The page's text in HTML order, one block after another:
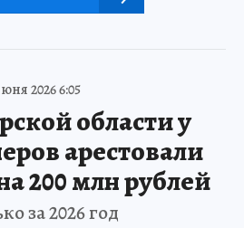
2026 6:05
области у
арестовали
200 млн рублей
за 2026 год